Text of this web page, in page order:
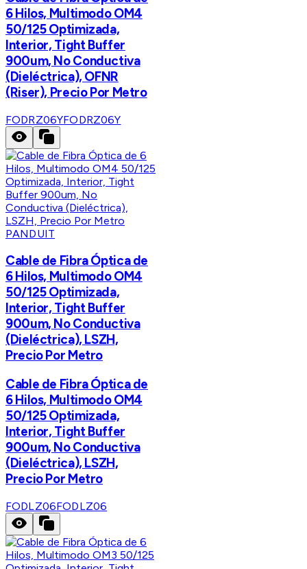
6 Hilos, Multimodo OM4
50/125 Optimizada,
Interior, Tight Buffer
900um, No Conductiva
(Dieléctrica), OFNR
(Riser), Precio Por Metro
FODRZ06YFODRZ06Y
PANDUIT
Cable de Fibra Óptica de
6 Hilos, Multimodo OM4
50/125 Optimizada,
Interior, Tight Buffer
900um, No Conductiva
(Dieléctrica), LSZH,
Precio Por Metro
Cable de Fibra Óptica de
6 Hilos, Multimodo OM4
50/125 Optimizada,
Interior, Tight Buffer
900um, No Conductiva
(Dieléctrica), LSZH,
Precio Por Metro
FODLZ06FODLZ06